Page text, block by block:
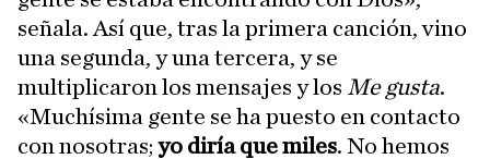
señala. Así que, tras la primera canción, vino
una segunda, y una tercera, y se
multiplicaron los mensajes y los Me gusta.
«Muchísima gente se ha puesto en contacto
con nosotras; yo diría que miles. No hemos